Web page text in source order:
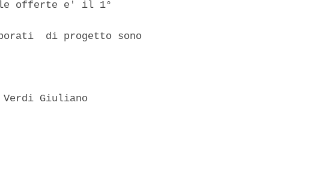
offerte e' il 1°
di progetto sono
Giuliano